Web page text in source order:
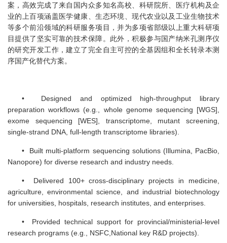
案，高效完成了来自国内众多知名高校、科研院所、医疗机构及企
业的上百项涵盖医学健康、生态环境、现代农业以及工业生物技术
等多个前沿领域的科研服务项目，并为多项省部级以上重大科研项
目提供了坚实可靠的技术保障。此外，积极参与国产纳米孔测序仪
的研究开发工作，建立了完全自主可控的全基因组和全长转录本测
序国产化替代方案。
• Designed and optimized high-throughput library
preparation workflows (e.g., whole genome sequencing [WGS],
exome sequencing [WES], transcriptome, mutant screening,
single-strand DNA, full-length transcriptome libraries).
• Built multi-platform sequencing solutions (Illumina, PacBio,
Nanopore) for diverse research and industry needs.
• Delivered 100+ cross-disciplinary projects in medicine,
agriculture, environmental science, and industrial biotechnology
for universities, hospitals, research institutes, and enterprises.
• Provided technical support for provincial/ministerial-level
research programs (e.g., NSFC,National key R&D projects).